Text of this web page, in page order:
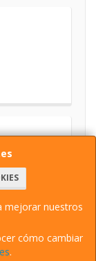
mejorar nuestros
cómo cambiar
.